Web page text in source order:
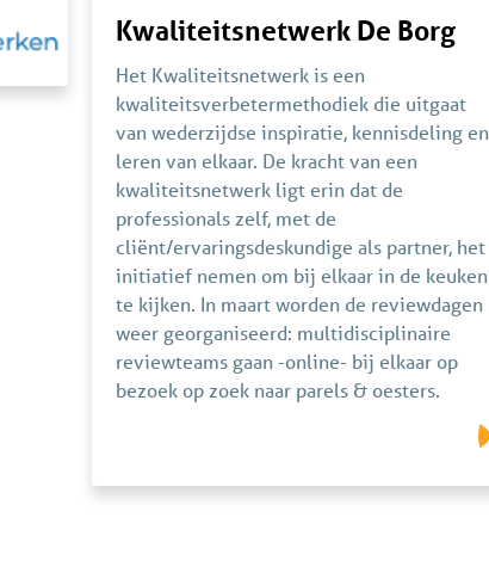
Kwaliteitsnetwerk De Borg
Het Kwaliteitsnetwerk is een
kwaliteitsverbetermethodiek die uitgaat
van wederzijdse inspiratie, kennisdeling en
leren van elkaar. De kracht van een
kwaliteitsnetwerk ligt erin dat de
professionals zelf, met de
cliënt/ervaringsdeskundige als partner, het
initiatief nemen om bij elkaar in de keuken
te kijken. In maart worden de reviewdagen
weer georganiseerd: multidisciplinaire
reviewteams gaan -online- bij elkaar op
bezoek op zoek naar parels & oesters.